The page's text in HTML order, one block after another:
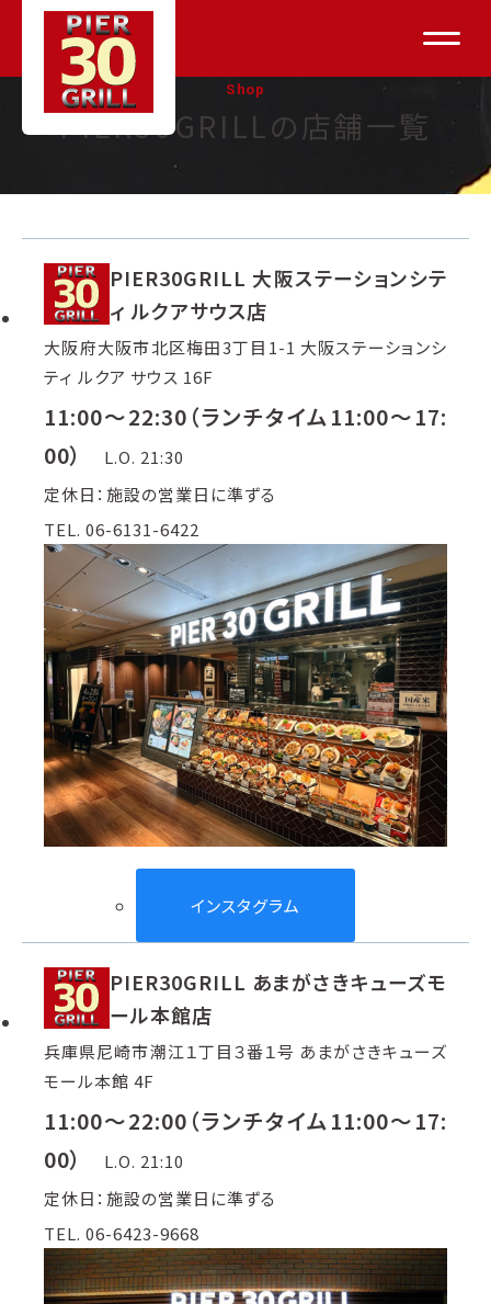
Shop
PIER30GRILLの店舗一覧
PIER30GRILL 大阪ステーションシテ
ィ ルクアサウス店
大阪府大阪市北区梅田3丁目1-1 大阪ステーションシ
ティ ルクア サウス 16F
11:00～22:30（ランチタイム11:00～17:
00）
L.O. 21:30
定休日：施設の営業日に準ずる
TEL. 06-6131-6422
インスタグラム
PIER30GRILL あまがさきキューズモ
ール本館店
兵庫県尼崎市潮江１丁目３番１号 あまがさきキューズ
モール本館 4F
11:00～22:00（ランチタイム11:00～17:
00）
L.O. 21:10
定休日：施設の営業日に準ずる
TEL. 06-6423-9668